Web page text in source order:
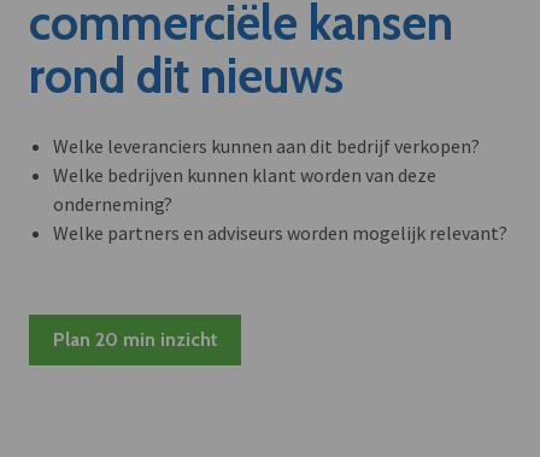
commerciële kansen
rond dit nieuws
Welke leveranciers kunnen aan dit bedrijf verkopen?
Welke bedrijven kunnen klant worden van deze
onderneming?
Welke partners en adviseurs worden mogelijk relevant?
Plan 20 min inzicht